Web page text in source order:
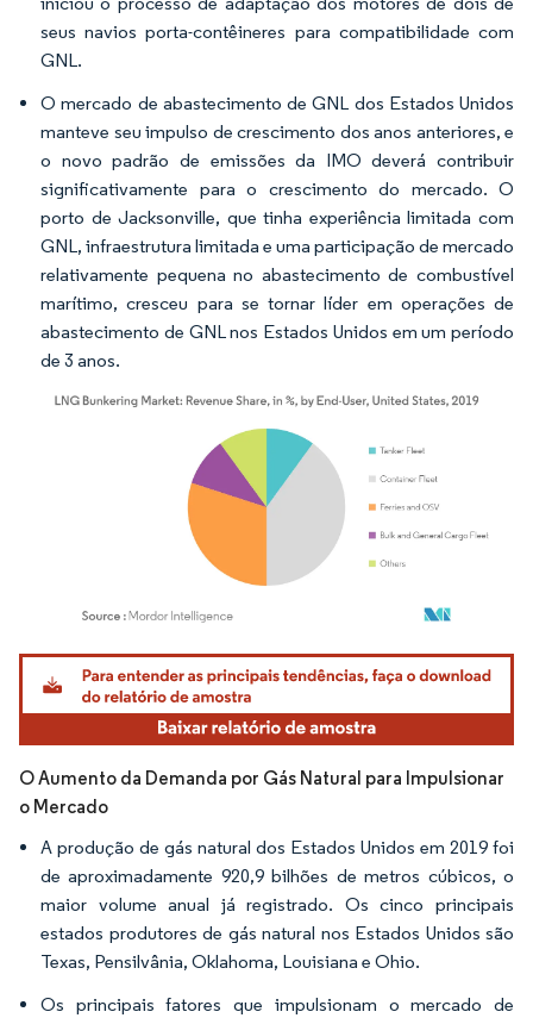
seus navios porta-contêineres para compatibilidade com
GNL.
O mercado de abastecimento de GNL dos Estados Unidos
manteve seu impulso de crescimento dos anos anteriores, e
o novo padrão de emissões da IMO deverá contribuir
significativamente para o crescimento do mercado. O
porto de Jacksonville, que tinha experiência limitada com
GNL, infraestrutura limitada e uma participação de mercado
relativamente pequena no abastecimento de combustível
marítimo, cresceu para se tornar líder em operações de
abastecimento de GNL nos Estados Unidos em um período
de 3 anos.
Imagem © Mordor Intelligence. O reuso requer atribuição conforme CC BY 4.0.
O Aumento da Demanda por Gás Natural para Impulsionar
o Mercado
A produção de gás natural dos Estados Unidos em 2019 foi
de aproximadamente 920,9 bilhões de metros cúbicos, o
maior volume anual já registrado. Os cinco principais
estados produtores de gás natural nos Estados Unidos são
Texas, Pensilvânia, Oklahoma, Louisiana e Ohio.
Os principais fatores que impulsionam o mercado de